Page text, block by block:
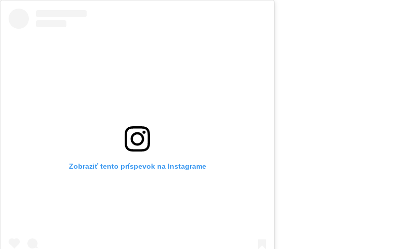
Zobraziť tento príspevok na Instagrame